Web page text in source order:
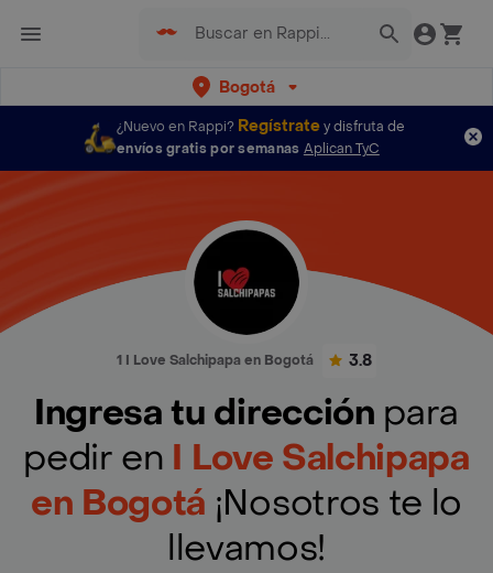
Bogotá
¿Nuevo en Rappi? Regístratey disfruta de
envíos gratis por semanas Aplican TyC
1 I Love Salchipapa en Bogotá 3.8
Ingresa tu dirección para
pedir en I Love Salchipapa
en Bogotá ¡Nosotros te lo
llevamos!